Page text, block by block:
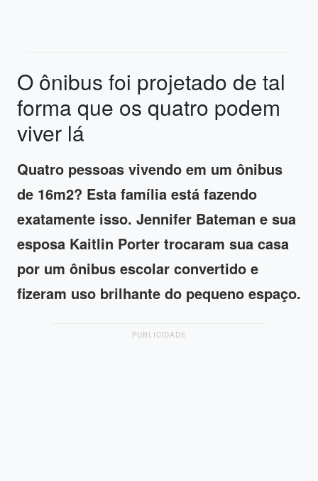
O ônibus foi projetado de tal
forma que os quatro podem
viver lá
Quatro pessoas vivendo em um ônibus
de 16m2? Esta família está fazendo
exatamente isso. Jennifer Bateman e sua
esposa Kaitlin Porter trocaram sua casa
por um ônibus escolar convertido e
fizeram uso brilhante do pequeno espaço.
PUBLICIDADE